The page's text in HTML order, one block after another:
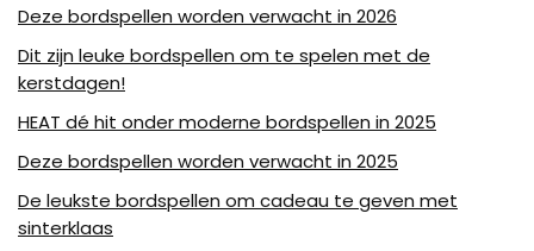
Deze bordspellen worden verwacht in 2026
Dit zijn leuke bordspellen om te spelen met de
kerstdagen!
HEAT dé hit onder moderne bordspellen in 2025
Deze bordspellen worden verwacht in 2025
De leukste bordspellen om cadeau te geven met
sinterklaas